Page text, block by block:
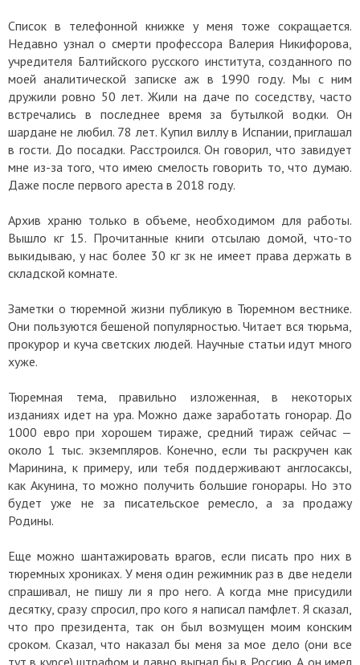
Список в телефонной книжке у меня тоже сокращается.
Недавно узнал о смерти профессора Валерия Никифорова,
учредителя Балтийского русского института, созданного по
моей аналитической записке аж в 1990 году. Мы с ним
дружили ровно 50 лет. Жили на даче по соседству, часто
встречались в последнее время за бутылкой водки. Он
шардане не любил. 78 лет. Купил виллу в Испании, приглашал
в гости. До посадки. Расстроился. Он говорил, что завидует
мне из-за того, что имею смелость говорить то, что думаю.
Даже после первого ареста в 2018 году.
Архив храню только в объеме, необходимом для работы.
Вышло кг 15. Прочитанные книги отсылаю домой, что-то
выкидываю, у нас более 30 кг зк не имеет права держать в
складской комнате.
Заметки о тюремной жизни публикую в Тюремном вестнике.
Они пользуются бешеной популярностью. Читает вся тюрьма,
прокурор и куча светских людей. Научные статьи идут много
хуже.
Тюремная тема, правильно изложенная, в некоторых
изданиях идет на ура. Можно даже заработать гонорар. До
1000 евро при хорошем тираже, средний тираж сейчас —
около 1 тыс. экземпляров. Конечно, если ты раскручен как
Маринина, к примеру, или тебя поддерживают англосаксы,
как Акунина, то можно получить большие гонорары. Но это
будет уже не за писательское ремесло, а за продажу
Родины.
Еще можно шантажировать врагов, если писать про них в
тюремных хрониках. У меня один режимник раз в две недели
спрашивал, не пишу ли я про него. А когда мне присудили
десятку, сразу спросил, про кого я написал памфлет. Я сказал,
что про президента, так он был возмущен моим конским
сроком. Сказал, что наказал бы меня за мое дело (они все